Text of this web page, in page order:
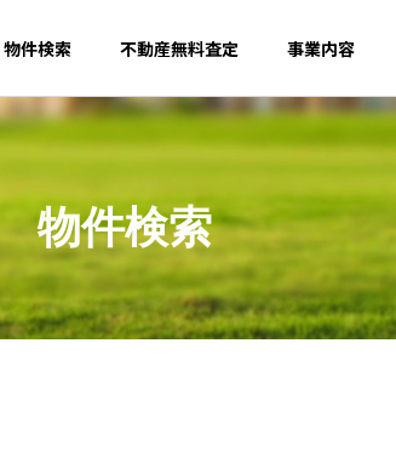
物件検索 不動産無料査定 事業内容
OUTLINE
会社概要
物件検索